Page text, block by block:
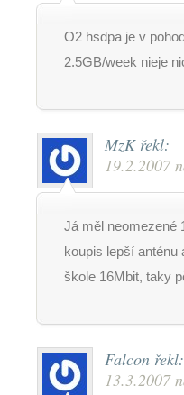
O2 hsdpa je v
2.5GB/week nieje
MzK řekl:
19.2.2007
Já měl neomezené
koupis lepší
škole 16Mbit, taky
Falcon řekl:
13.3.2007